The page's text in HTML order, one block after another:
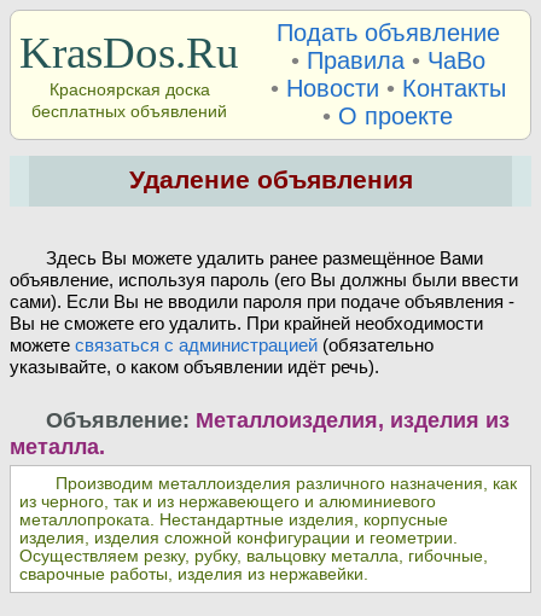
KrasDos.Ru
Красноярская доска
бесплатных объявлений
Подать объявление
• Правила• ЧаВо
• Новости • Контакты
• О проекте
Удаление объявления
Здесь Вы можете удалить ранее размещённое Вами
объявление, используя пароль (его Вы должны были ввести
сами). Если Вы не вводили пароля при подаче объявления -
Вы не сможете его удалить. При крайней необходимости
можете связаться с администрацией(обязательно
указывайте, о каком объявлении идёт речь).
Объявление: Металлоизделия, изделия из
металла.
Производим металлоизделия различного назначения, как
из черного, так и из нержавеющего и алюминиевого
металлопроката. Нестандартные изделия, корпусные
изделия, изделия сложной конфигурации и геометрии.
Осуществляем резку, рубку, вальцовку металла, гибочные,
сварочные работы, изделия из нержавейки.